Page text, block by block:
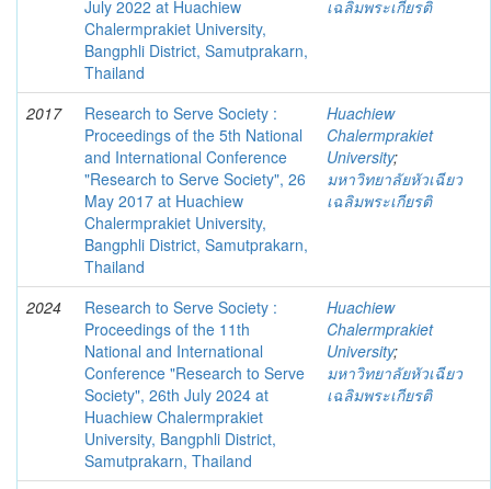
July 2022 at Huachiew
Chalermprakiet University,
Bangphli District, Samutprakarn,
Thailand
เฉลิมพระเกียรติ
2017
Research to Serve Society :
Proceedings of the 5th National
and International Conference
"Research to Serve Society", 26
May 2017 at Huachiew
Chalermprakiet University,
Bangphli District, Samutprakarn,
Thailand
Huachiew
Chalermprakiet
University;
มหาวิทยาลัยหัวเฉียว
เฉลิมพระเกียรติ
2024
Research to Serve Society :
Proceedings of the 11th
National and International
Conference "Research to Serve
Society", 26th July 2024 at
Huachiew Chalermprakiet
University, Bangphli District,
Samutprakarn, Thailand
Huachiew
Chalermprakiet
University;
มหาวิทยาลัยหัวเฉียว
เฉลิมพระเกียรติ